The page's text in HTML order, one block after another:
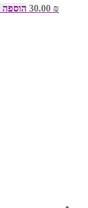
₪ הוספה